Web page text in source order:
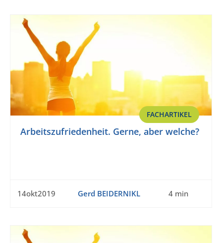
FACHARTIKEL
Arbeitszufriedenheit. Gerne, aber welche?
14okt2019 Gerd BEIDERNIKL 4 min